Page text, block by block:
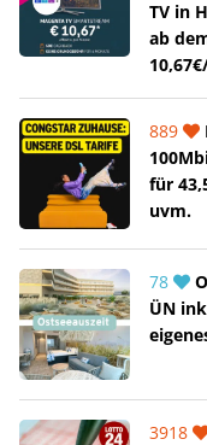
TV in
ab
889
für
uvm.
78
ÜN
3918